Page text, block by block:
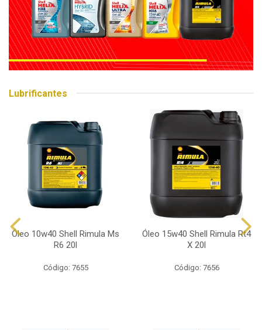
Lubrificantes
Óleo 10w40 Shell Rimula Ms
R6 20l
Código: 7655
Óleo 15w40 Shell Rimula Rt4
X 20l
Código: 7656